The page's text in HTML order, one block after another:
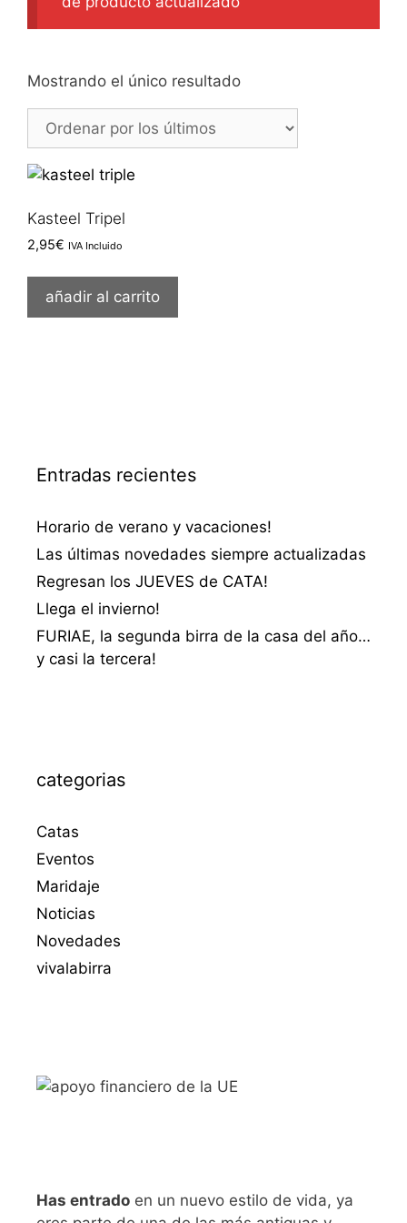
Mostrando el único resultado
Kasteel Tripel
2,95€ IVA Incluido
añadir al carrito
Entradas recientes
Horario de verano y vacaciones!
Las últimas novedades siempre actualizadas
Regresan los JUEVES de CATA!
Llega el invierno!
FURIAE, la segunda birra de la casa del año…
y casi la tercera!
categorias
Catas
Eventos
Maridaje
Noticias
Novedades
vivalabirra
Has entrado en un nuevo estilo de vida, ya